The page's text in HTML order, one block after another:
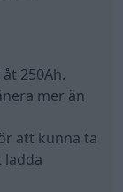
250Ah.
mer än
att kunna ta
ladda